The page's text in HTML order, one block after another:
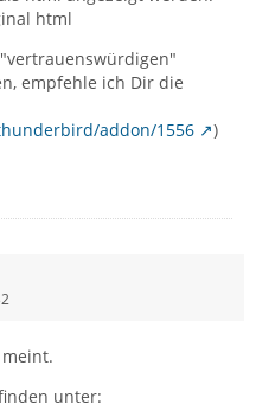
html
empfehle ich Dir die
addon/1556
)
unter: